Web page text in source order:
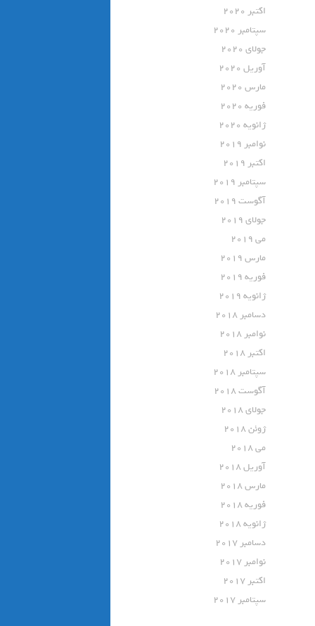
اکتبر 2020
سپتامبر 2020
جولای 2020
آوریل 2020
مارس 2020
فوریه 2020
ژانویه 2020
نوامبر 2019
اکتبر 2019
سپتامبر 2019
آگوست 2019
جولای 2019
می 2019
مارس 2019
فوریه 2019
ژانویه 2019
دسامبر 2018
نوامبر 2018
اکتبر 2018
سپتامبر 2018
آگوست 2018
جولای 2018
ژوئن 2018
می 2018
آوریل 2018
مارس 2018
فوریه 2018
ژانویه 2018
دسامبر 2017
نوامبر 2017
اکتبر 2017
سپتامبر 2017